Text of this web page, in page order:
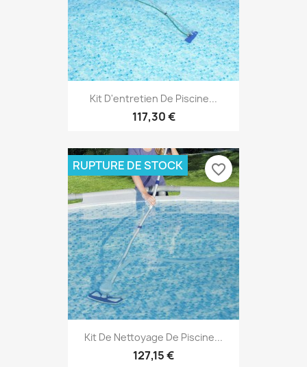
Kit D'entretien De Piscine...
117,30 €
Kit De Nettoyage De Piscine...
127,15 €
RUPTURE DE STOCK favorite_border